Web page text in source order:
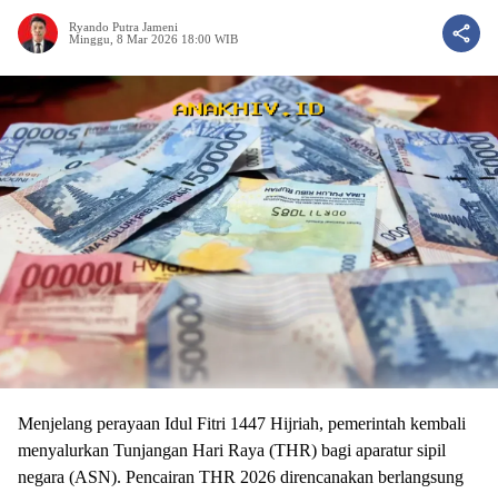
Ryando Putra Jameni
Minggu, 8 Mar 2026 18:00 WIB
Menjelang perayaan Idul Fitri 1447 Hijriah, pemerintah kembali
menyalurkan Tunjangan Hari Raya (THR) bagi aparatur sipil
negara (ASN). Pencairan THR 2026 direncanakan berlangsung